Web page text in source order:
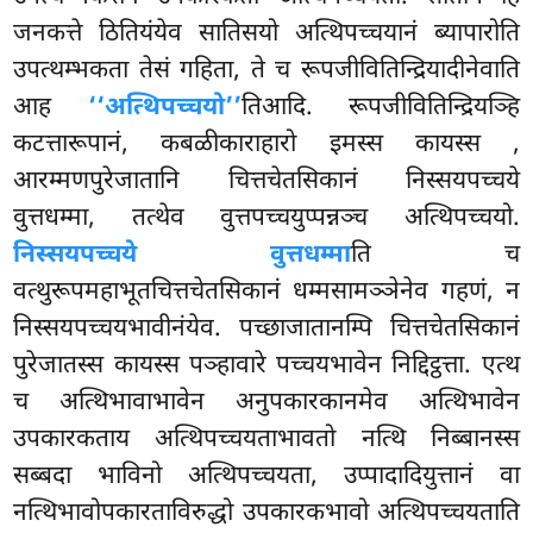
जनकत्ते ठितियंयेव सातिसयो अत्थिपच्चयानं ब्यापारोति
उपत्थम्भकता तेसं गहिता, ते च रूपजीवितिन्द्रियादीनेवाति
आह ‘‘अत्थिपच्चयो’’तिआदि. रूपजीवितिन्द्रियञ्हि
कटत्तारूपानं, कबळीकाराहारो इमस्स कायस्स ,
आरम्मणपुरेजातानि चित्तचेतसिकानं निस्सयपच्चये
वुत्तधम्मा, तत्थेव वुत्तपच्चयुप्पन्नञ्च अत्थिपच्चयो.
निस्सयपच्चये वुत्तधम्माति च
वत्थुरूपमहाभूतचित्तचेतसिकानं धम्मसामञ्ञेनेव गहणं, न
निस्सयपच्चयभावीनंयेव. पच्छाजातानम्पि चित्तचेतसिकानं
पुरेजातस्स कायस्स पञ्हावारे पच्चयभावेन निद्दिट्ठत्ता. एत्थ
च अत्थिभावाभावेन अनुपकारकानमेव अत्थिभावेन
उपकारकताय अत्थिपच्चयताभावतो नत्थि निब्बानस्स
सब्बदा भाविनो अत्थिपच्चयता, उप्पादादियुत्तानं वा
नत्थिभावोपकारताविरुद्धो उपकारकभावो अत्थिपच्चयताति